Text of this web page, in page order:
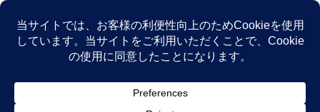
コ
ナ
NEWS